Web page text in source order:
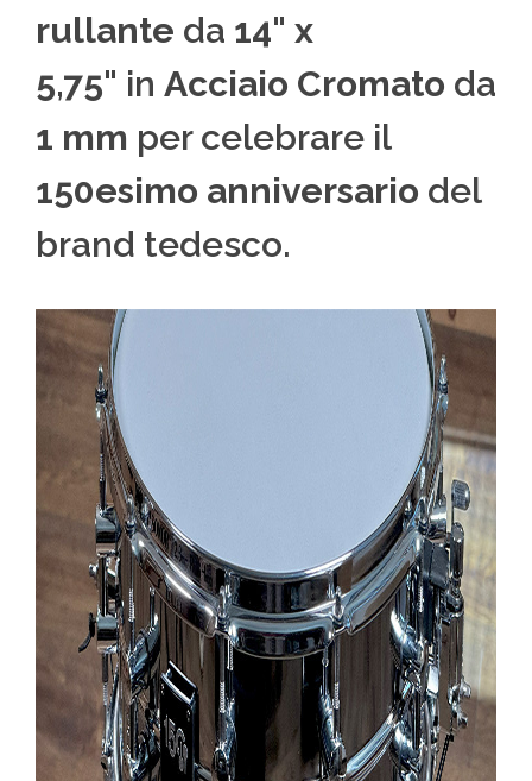
rullante da 14" x
5,75" in Acciaio Cromato da
1 mm per celebrare il
150esimo anniversario del
brand tedesco.